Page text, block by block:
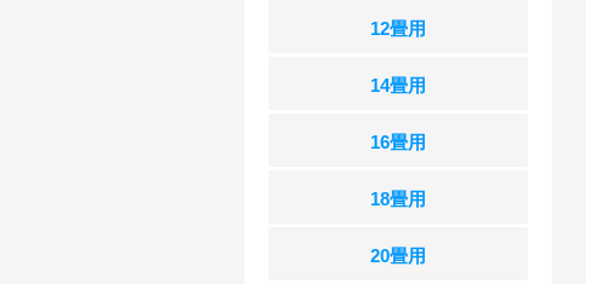
12畳用
14畳用
16畳用
18畳用
20畳用